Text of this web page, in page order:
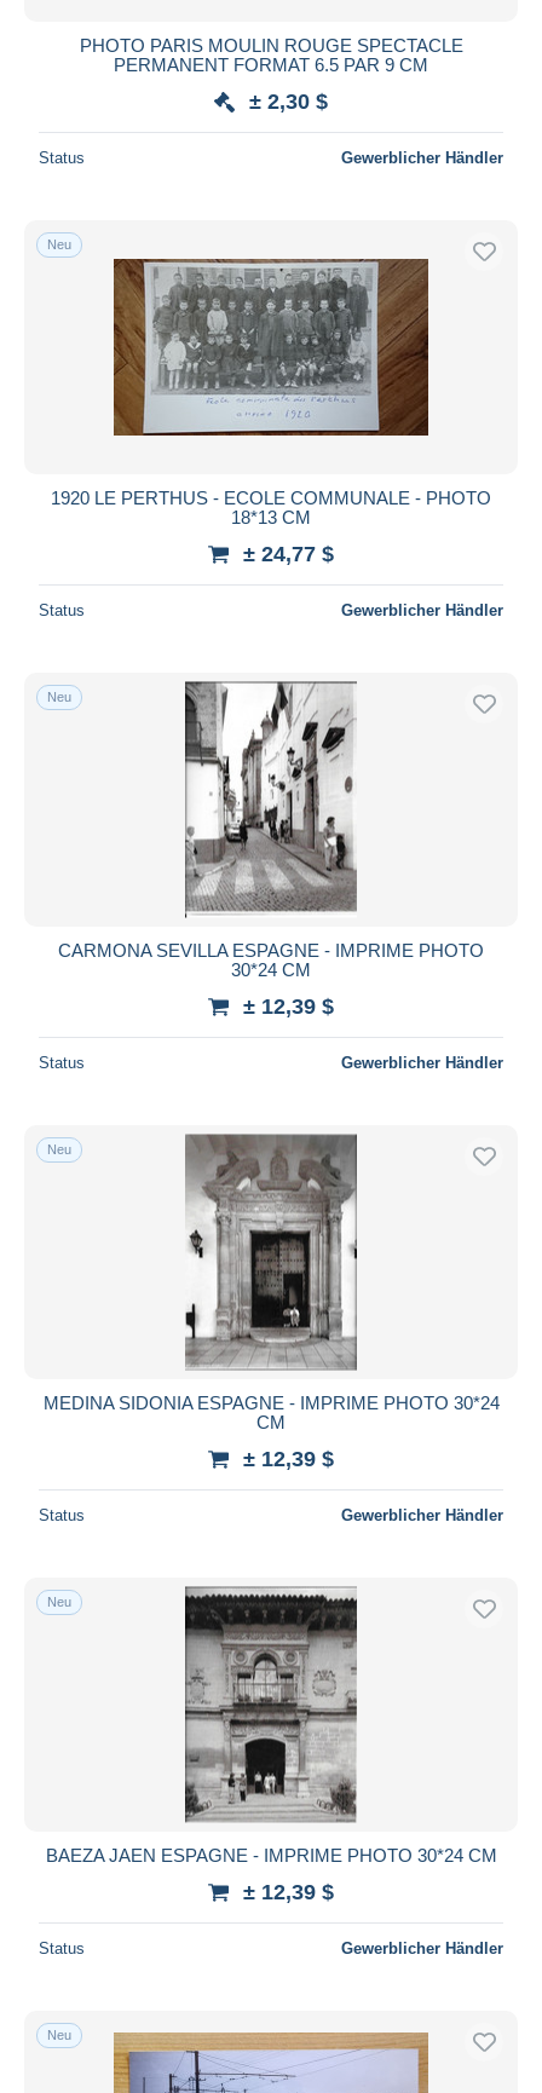
PHOTO PARIS MOULIN ROUGE SPECTACLE
PERMANENT FORMAT 6.5 PAR 9 CM
± 2,30 $
Status Gewerblicher Händler
Neu
1920 LE PERTHUS - ECOLE COMMUNALE - PHOTO
18*13 CM
± 24,77 $
Status Gewerblicher Händler
Neu
CARMONA SEVILLA ESPAGNE - IMPRIME PHOTO
30*24 CM
± 12,39 $
Status Gewerblicher Händler
Neu
MEDINA SIDONIA ESPAGNE - IMPRIME PHOTO 30*24
CM
± 12,39 $
Status Gewerblicher Händler
Neu
BAEZA JAEN ESPAGNE - IMPRIME PHOTO 30*24 CM
± 12,39 $
Status Gewerblicher Händler
Neu